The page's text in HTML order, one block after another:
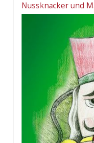
Nussknacker und